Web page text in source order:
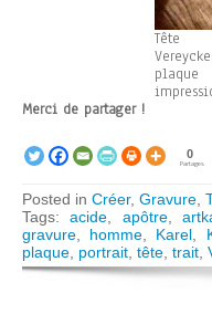
Tête
Merci de partager !
0
Partages
Posted in Créer, Gravure
Tags:acide apôtre,
gravure
homme Karel
plaque portrait tête trait